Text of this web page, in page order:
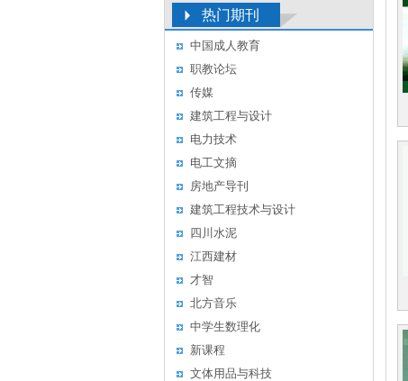
热门期刊
中国成人教育
职教论坛
传媒
建筑工程与设计
电力技术
电工文摘
房地产导刊
建筑工程技术与设计
四川水泥
江西建材
才智
北方音乐
中学生数理化
新课程
文体用品与科技